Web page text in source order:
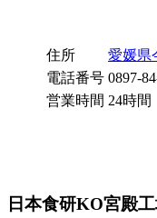
住所
愛媛県
電話番号 0897-
営業時間 24時間
日本食研KO宮殿